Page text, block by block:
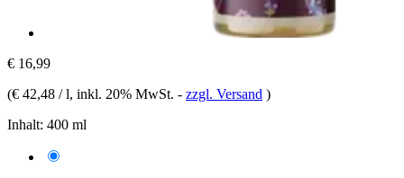
€ 16,99
(€ 42,48 / l, inkl. 20% MwSt. - zzgl. Versand )
Inhalt: 400 ml